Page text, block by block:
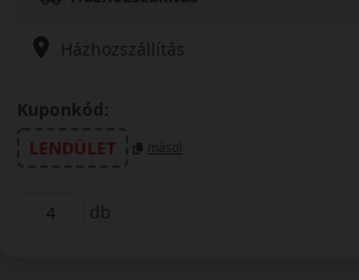
Házhozszállítás
Kuponkód:
LENDÜLET
másol
db